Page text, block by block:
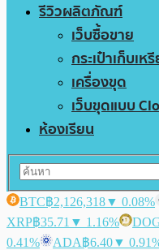
รีวิวผลิตภัณฑ์
เว็บซื้อขาย
กระเป๋าเก็บเห
เครื่องขุด
เว็บขุดแบบ
ห้องเรียน
BTC฿2,126,318▼ 0.08%
XRP฿35.71 ▼ 1.16%
0.41%
ADA฿6.40▼